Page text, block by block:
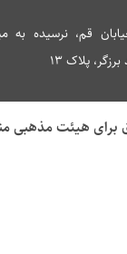
قم، نرسیده به
پلاک 13
برای هیئت مذهبی